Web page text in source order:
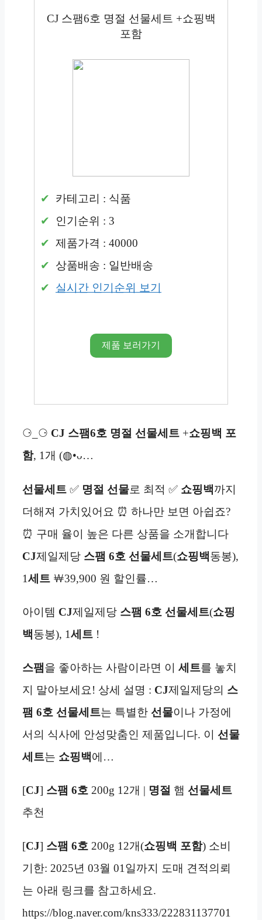
CJ 스팸6호 명절 선물세트 +쇼핑백
포함
카테고리 : 식품
인기순위 : 3
제품가격 : 40000
상품배송 : 일반배송
실시간 인기순위 보기
제품 보러가기
⚆_⚆ CJ 스팸6호 명절 선물세트 +쇼핑백 포
함, 1개 (◍•ᴗ…
선물세트 ✅ 명절 선물로 최적 ✅ 쇼핑백까지
더해져 가치있어요 ⏰ 하나만 보면 아쉽죠?
⏰ 구매 율이 높은 다른 상품을 소개합니다
CJ제일제당 스팸 6호 선물세트(쇼핑백동봉),
1세트 ￦39,900 원 할인률…
아이템 CJ제일제당 스팸 6호 선물세트(쇼핑
백동봉), 1세트 !
스팸 을 좋아하는 사람이라면 이 세트를 놓치
지 말아보세요! 상세 설명 : CJ제일제당의 스
팸 6호 선물세트는 특별한 선물이나 가정에
서의 식사에 안성맞춤인 제품입니다. 이 선물
세트는 쇼핑백에…
[CJ] 스팸 6호 200g 12개 | 명절 햄 선물세트
추천
[CJ] 스팸 6호 200g 12개(쇼핑백 포함) 소비
기한: 2025년 03월 01일까지 도매 견적의뢰
는 아래 링크를 참고하세요.
https://blog.naver.com/kns333/222831137701